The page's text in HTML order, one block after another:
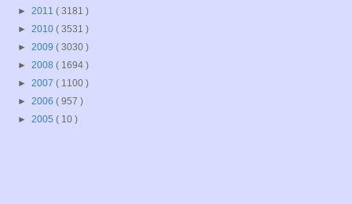
► 2011 ( 3181 )
► 2010 ( 3531 )
► 2009 ( 3030 )
► 2008 ( 1694 )
► 2007 ( 1100 )
► 2006 ( 957 )
► 2005 ( 10 )